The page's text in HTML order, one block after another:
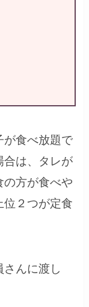
が食べ放題で
合は、タレが
の方が食べや
位２つが定食
んに渡し